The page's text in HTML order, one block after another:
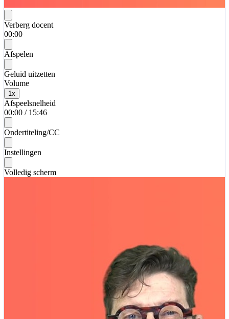
Verberg docent
00:00
Afspelen
Geluid uitzetten
Volume
1x
Afspeelsnelheid
00:00 / 15:46
Ondertiteling/CC
Instellingen
Volledig scherm